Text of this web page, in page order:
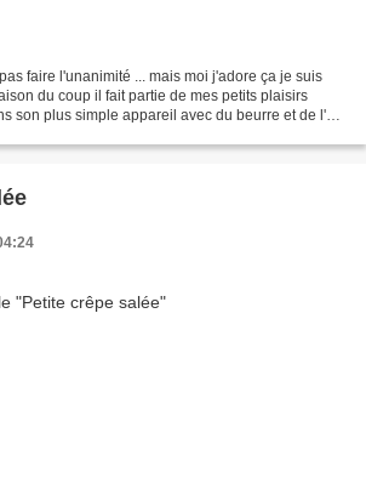
faire l'unanimité ... mais moi j'adore ça je suis
du coup il fait partie de mes petits plaisirs
son plus simple appareil avec du beurre et de l'ail